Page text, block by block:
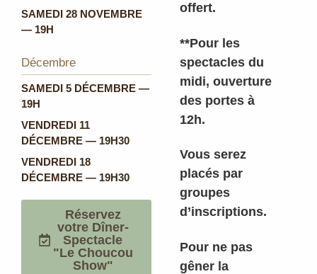
SAMEDI 28 NOVEMBRE
— 19H
Décembre
SAMEDI 5 DÉCEMBRE —
19H
VENDREDI 11
DÉCEMBRE — 19H30
VENDREDI 18
DÉCEMBRE — 19H30
Réservez
votre Dîner-
Spectacle
"Le Choucou
Show"
offert.
**Pour les
spectacles du
midi, ouverture
des portes à
12h.
Vous serez
placés par
groupes
d’inscriptions.
Pour ne pas
gêner la